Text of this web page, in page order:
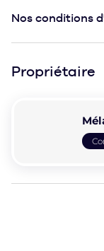
Nos conditions
Propriétaire